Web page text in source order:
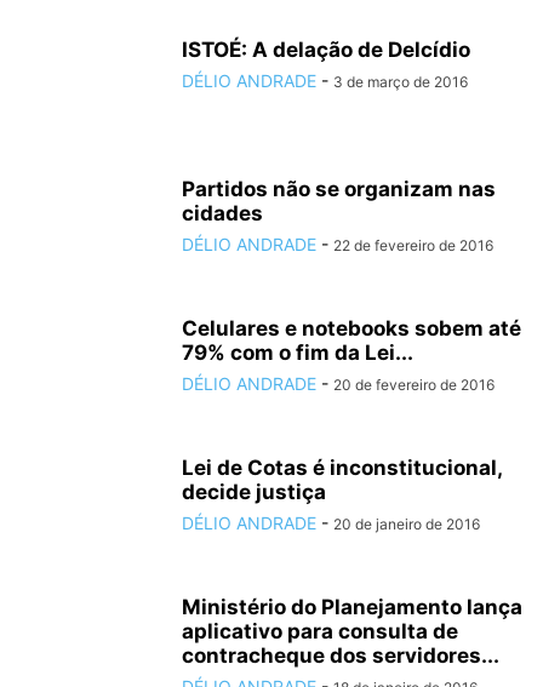
ISTOÉ: A delação de Delcídio
DÉLIO ANDRADE - 3 de março de 2016
Partidos não se organizam nas
cidades
DÉLIO ANDRADE - 22 de fevereiro de 2016
Celulares e notebooks sobem até
79% com o fim da Lei...
DÉLIO ANDRADE - 20 de fevereiro de 2016
Lei de Cotas é inconstitucional,
decide justiça
DÉLIO ANDRADE - 20 de janeiro de 2016
Ministério do Planejamento lança
aplicativo para consulta de
contracheque dos servidores...